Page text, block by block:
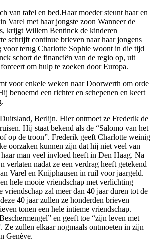
van tafel en bed.Haar moeder steunt haar en
Varel met haar jongste zoon Wanneer de
krijgt Willem Bentinck de kinderen
schrijft continue brieven naar haar jongens
terug Charlotte Sophie woont in die tijd
schort de financiën van de regio op, uit
om hulp te zoeken door Europa.
voor enkele weken naar Doorwerth om orde
benoemd een richter en schepenen en keert
Berlijn. Hier ontmoet ze Frederik de
Hij staat bekend als de “Salomo van het
op de troon”. Frederik geeft Charlotte weinig
oorzaken kunnen zijn dat hij niet veel van
man veel invloed heeft in Den Haag. Na
verlaten nadat ze een verdrag heeft getekend
Varel en Knijphausen in ruil voor jaargeld.
hele mooie vriendschap met verlichting
zal meer dan 40 jaar duren tot de
40 jaar zullen ze honderden brieven
tonen een hele intieme vriendschap.
en geeft toe “zijn leven met
Ze zullen elkaar nogmaals ontmoeten in zijn
Genève.